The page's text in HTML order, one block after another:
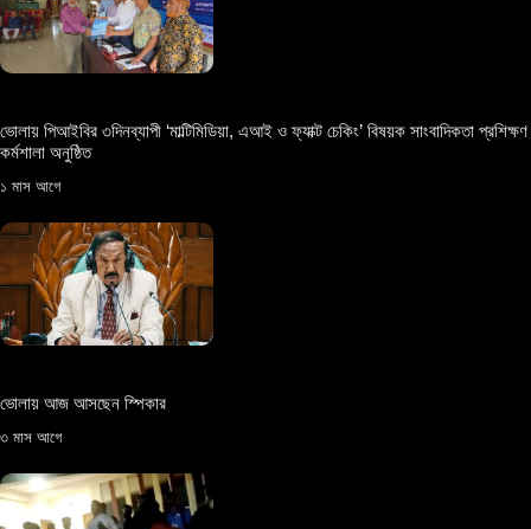
ভোলায় পিআইবির ৩দিনব্যাপী ‘মাল্টিমিডিয়া, এআই ও ফ্যাক্ট চেকিং’ বিষয়ক সাংবাদিকতা প্রশিক্ষণ
কর্মশালা অনুষ্ঠিত
১ মাস আগে
ভোলায় আজ আসছেন স্পিকার
৩ মাস আগে